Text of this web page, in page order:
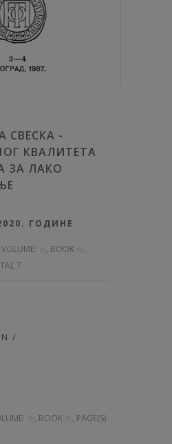
СВЕСКА -
КВАЛИТЕТА
ЗА ЛАКО
ГОДИНЕ
☆ , BOOK ☆,
7
/
☆ , BOOK ☆, PAGE(S)